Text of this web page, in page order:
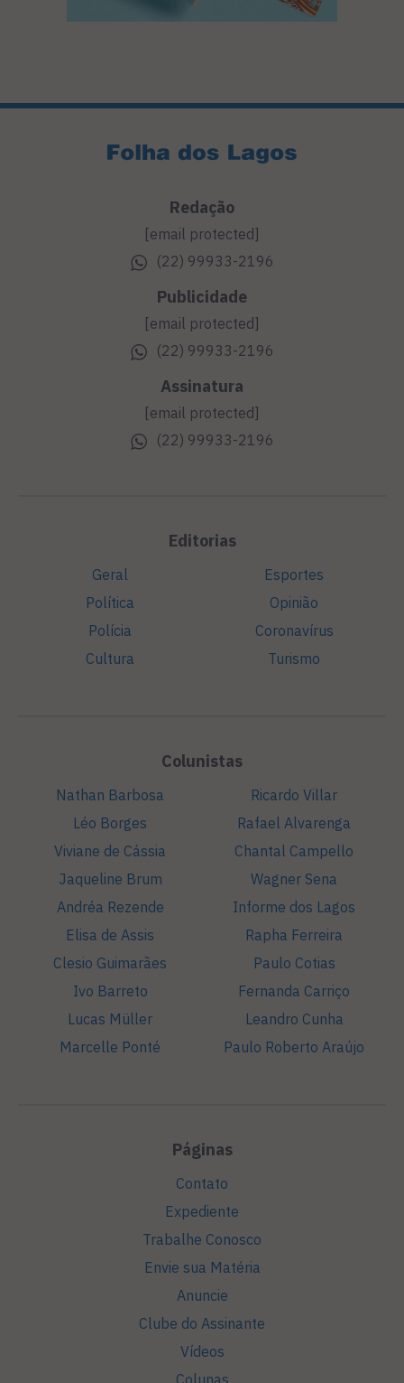
Redação
[email protected]
(22) 99933-2196
Publicidade
[email protected]
(22) 99933-2196
Assinatura
[email protected]
(22) 99933-2196
Editorias
Geral
Política
Polícia
Cultura
Esportes
Opinião
Coronavírus
Turismo
Colunistas
Nathan Barbosa
Léo Borges
Viviane de Cássia
Jaqueline Brum
Andréa Rezende
Elisa de Assis
Clesio Guimarães
Ivo Barreto
Lucas Müller
Marcelle Ponté
Ricardo Villar
Rafael Alvarenga
Chantal Campello
Wagner Sena
Informe dos Lagos
Rapha Ferreira
Paulo Cotias
Fernanda Carriço
Leandro Cunha
Paulo Roberto Araújo
Páginas
Contato
Expediente
Trabalhe Conosco
Envie sua Matéria
Anuncie
Clube do Assinante
Vídeos